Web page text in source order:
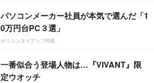
パソコンメーカー社員が本気で選んだ「1
0万円台PC３選」
オリコンタイアップ特集
一番似合う登場人物は…『VIVANT』限
定ウオッチ